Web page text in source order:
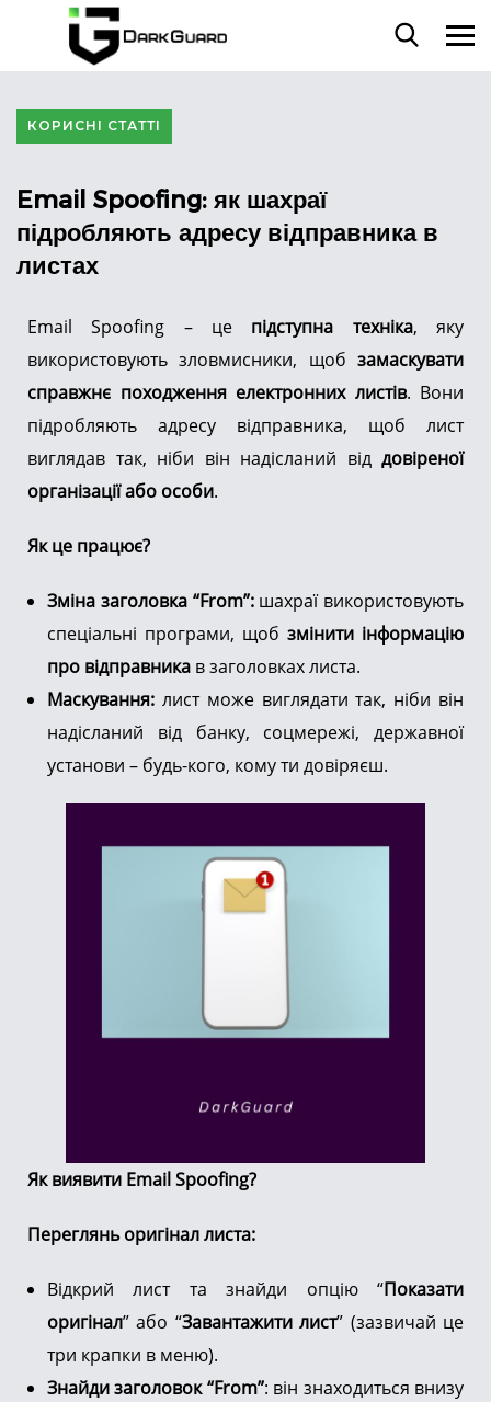
КОРИСНІ СТАТТІ
Email Spoofing: як шахраї
підробляють адресу відправника в
листах
Email Spoofing – це підступна техніка, яку
використовують зловмисники, щоб замаскувати
справжнє походження електронних листів. Вони
підробляють адресу відправника, щоб лист
виглядав так, ніби він надісланий від довіреної
організації або особи.
Як це працює?
Зміна заголовка “From”:шахраї використовують
спеціальні програми, щоб змінити інформацію
про відправника в заголовках листа.
Маскування: лист може виглядати так, ніби він
надісланий від банку, соцмережі, державної
установи – будь-кого, кому ти довіряєш.
Як виявити Email Spoofing?
Переглянь оригінал листа:
Відкрий лист та знайди опцію “Показати
оригінал” або “Завантажити лист” (зазвичай це
три крапки в меню).
Знайди заголовок “From”: він знаходиться внизу